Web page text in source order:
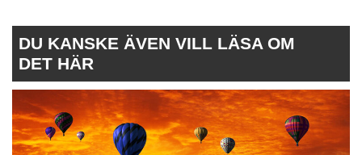
DU KANSKE ÄVEN VILL LÄSA OM
DET HÄR